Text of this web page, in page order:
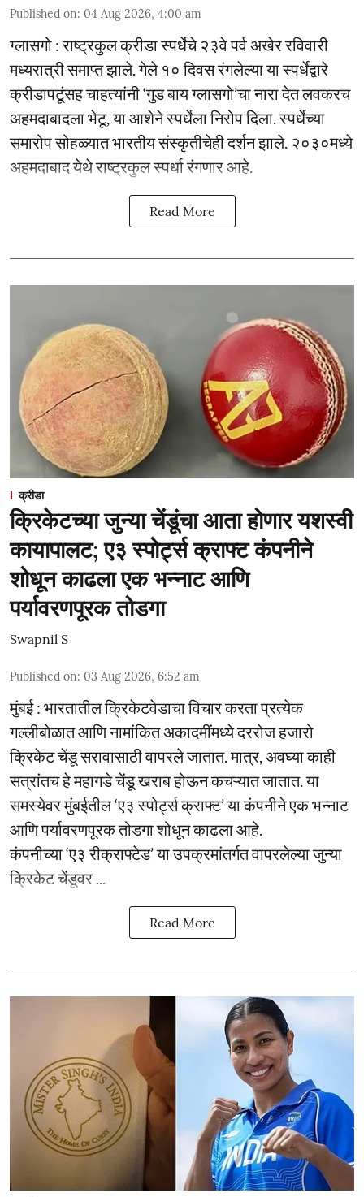
Published on: 04 Aug 2026, 4:00 am
ग्लासगो : राष्ट्रकुल क्रीडा स्पर्धेचे २३वे पर्व अखेर रविवारी
मध्यरात्री समाप्त झाले. गेले १० दिवस रंगलेल्या या स्पर्धेद्वारे
क्रीडापटूंसह चाहत्यांनी ‘गुड बाय ग्लासगो’चा नारा देत लवकरच
अहमदाबादला भेटू, या आशेने स्पर्धेला निरोप दिला. स्पर्धेच्या
समारोप सोहळ्यात भारतीय संस्कृतीचेही दर्शन झाले. २०३०मध्ये
अहमदाबाद येथे राष्ट्रकुल स्पर्धा रंगणार आहे.
Read More
क्रीडा
क्रिकेटच्या जुन्या चेंडूंचा आता होणार यशस्वी
कायापालट; ए३ स्पोर्ट्स क्राफ्ट कंपनीने
शोधून काढला एक भन्नाट आणि
पर्यावरणपूरक तोडगा
Swapnil S
Published on: 03 Aug 2026, 6:52 am
मुंबई : भारतातील क्रिकेटवेडाचा विचार करता प्रत्येक
गल्लीबोळात आणि नामांकित अकादमींमध्ये दररोज हजारो
क्रिकेट चेंडू सरावासाठी वापरले जातात. मात्र, अवघ्या काही
सत्रांतच हे महागडे चेंडू खराब होऊन कचऱ्यात जातात. या
समस्येवर मुंबईतील ‘ए३ स्पोर्ट्स क्राफ्ट’ या कंपनीने एक भन्नाट
आणि पर्यावरणपूरक तोडगा शोधून काढला आहे.
कंपनीच्या ‘ए३ रीक्राफ्टेड’ या उपक्रमांतर्गत वापरलेल्या जुन्या
क्रिकेट चेंडूवर ...
Read More